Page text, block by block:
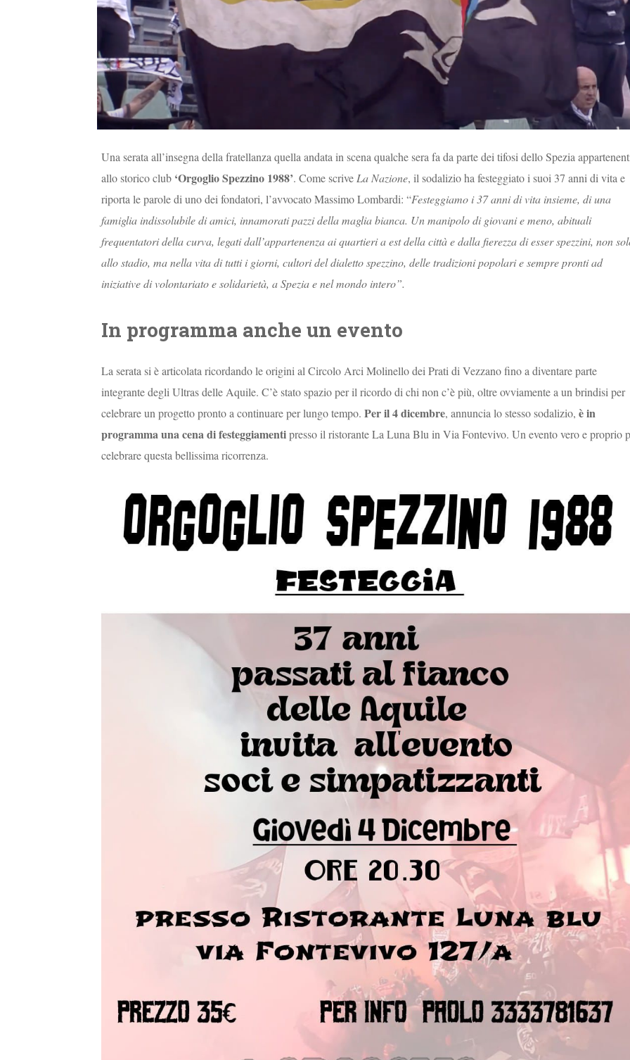
Una serata all’insegna della fratellanza quella andata in scena qualche sera fa da parte dei tifosi dello Spezia
allo storico club ‘Orgoglio Spezzino 1988’. Come scrive La Nazione, il sodalizio ha festeggiato i suoi 37 anni di vita e
riporta le parole di uno dei fondatori, l’avvocato Massimo Lombardi: “Festeggiamo i 37 anni di vita insieme, di una
famiglia indissolubile di amici, innamorati pazzi della maglia bianca. Un manipolo di giovani e meno, abituali
frequentatori della curva, legati dall’appartenenza ai quartieri a est della città e dalla fierezza di esser spezzini, non
allo stadio, ma nella vita di tutti i giorni, cultori del dialetto spezzino, delle tradizioni popolari e sempre pronti ad
iniziative di volontariato e solidarietà, a Spezia e nel mondo intero”.
In programma anche un evento
La serata si è articolata ricordando le origini al Circolo Arci Molinello dei Prati di Vezzano fino a diventare parte
integrante degli Ultras delle Aquile. C’è stato spazio per il ricordo di chi non c’è più, oltre ovviamente a un brindisi per
celebrare un progetto pronto a continuare per lungo tempo. Per il 4 dicembre, annuncia lo stesso sodalizio, è in
programma una cena di festeggiamentipresso il ristorante La Luna Blu in Via Fontevivo. Un evento vero e proprio
celebrare questa bellissima ricorrenza.